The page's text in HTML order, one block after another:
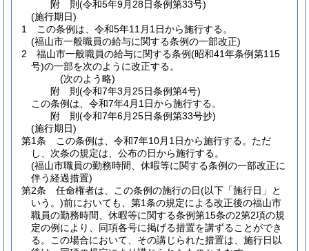
附 則(令和5年9月28日条例第33号)
(施行期日)
1
この条例は、令和5年11月1日から施行する。
(福山市一般職員の給与に関する条例の一部改正)
2
福山市一般職員の給与に関する条例(昭和41年条例第115
号)の一部を次のように改正する。
(次のよう略)
附 則(令和7年3月25日条例第4号)
この条例は、令和7年4月1日から施行する。
附 則(令和7年6月25日条例第33号抄)
(施行期日)
第1条
この条例は、令和7年10月1日から施行する。 ただ
し、次条の規定は、公布の日から施行する。
(福山市職員の勤務時間、休暇等に関する条例の一部改正に
伴う経過措置)
第2条
任命権者は、この条例の施行の日(以下「施行日」と
いう。)前においても、第1条の規定による改正後の福山市
職員の勤務時間、休暇等に関する条例第15条の2第2項の規
定の例により、同項各号に掲げる措置を講ずることができ
る。
この場合において、その講じられた措置は、施行日以